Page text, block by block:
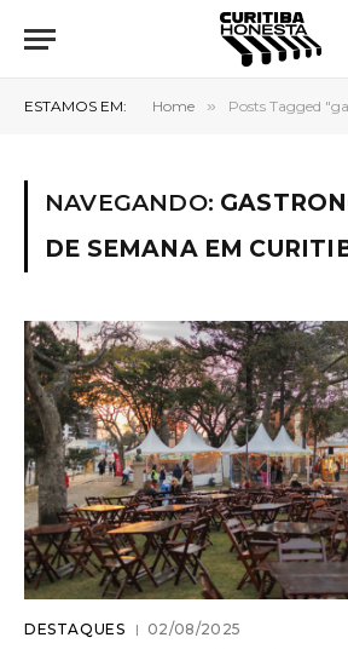
ESTAMOS EM: Home » Posts Tagged
NAVEGANDO:
DE SEMANA EM
DESTAQUES 02/08/2025